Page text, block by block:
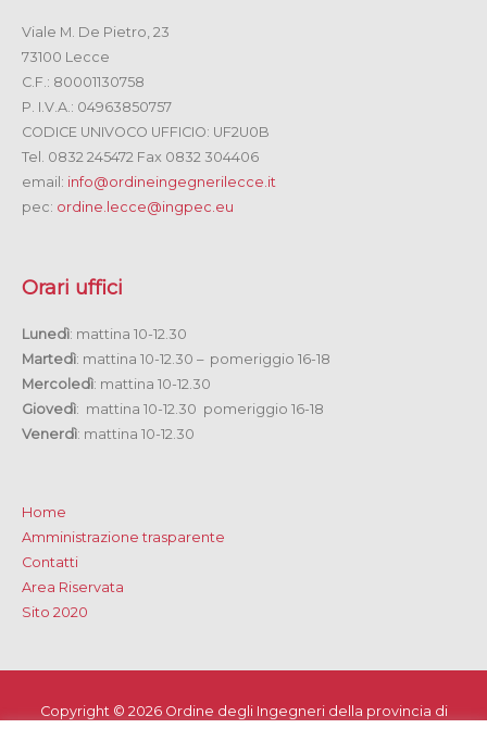
Viale M. De Pietro, 23
73100 Lecce
C.F.: 80001130758
P. I.V.A.: 04963850757
CODICE UNIVOCO UFFICIO: UF2U0B
Tel. 0832 245472 Fax 0832 304406
email: info@ordineingegnerilecce.it
pec: ordine.lecce@ingpec.eu
Orari uffici
Lunedì: mattina 10-12.30
Martedì: mattina 10-12.30 – pomeriggio 16-18
Mercoledì: mattina 10-12.30
Giovedì: mattina 10-12.30 pomeriggio 16-18
Venerdì: mattina 10-12.30
Home
Amministrazione trasparente
Contatti
Area Riservata
Sito 2020
Copyright © 2026 Ordine degli Ingegneri della provincia di